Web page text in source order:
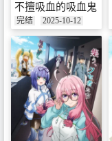
不擅吸血的吸血鬼
完结 2025-10-12